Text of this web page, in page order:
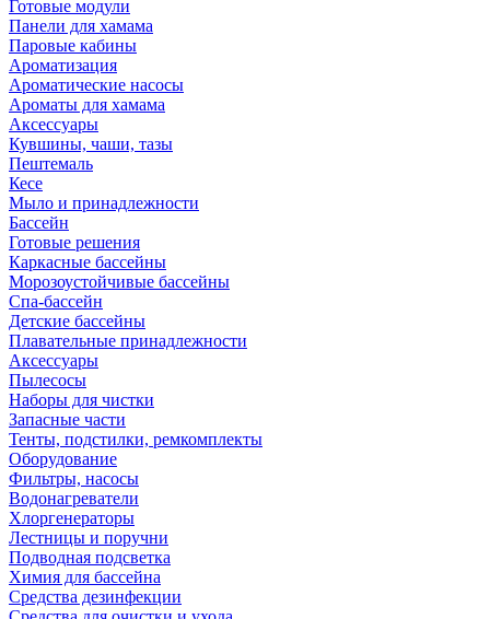
Готовые модули
Панели для хамама
Паровые кабины
Ароматизация
Ароматические насосы
Ароматы для хамама
Аксессуары
Кувшины, чаши, тазы
Пештемаль
Кесе
Мыло и принадлежности
Бассейн
Готовые решения
Каркасные бассейны
Морозоустойчивые бассейны
Спа-бассейн
Детские бассейны
Плавательные принадлежности
Аксессуары
Пылесосы
Наборы для чистки
Запасные части
Тенты, подстилки, ремкомплекты
Оборудование
Фильтры, насосы
Водонагреватели
Хлоргенераторы
Лестницы и поручни
Подводная подсветка
Химия для бассейна
Средства дезинфекции